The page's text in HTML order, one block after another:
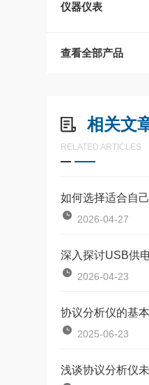
仪器仪表
查看全部产品
相关文
RELATED ARTICLES
2026-04-27
2026-04-23
协议分析仪的基
2025-06-23
浅谈协议分析仪